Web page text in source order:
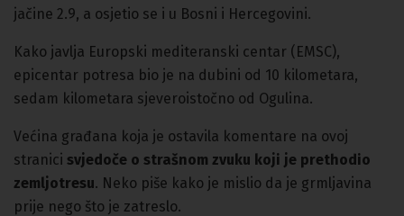
jačine 2.9, a osjetio se i u Bosni i Hercegovini.
Kako javlja Europski mediteranski centar (EMSC),
epicentar potresa bio je na dubini od 10 kilometara,
sedam kilometara sjeveroistočno od Ogulina.
Većina građana koja je ostavila komentare na ovoj
stranici svjedoče o strašnom zvuku koji je prethodio
zemljotresu. Neko piše kako je mislio da je grmljavina
prije nego što je zatreslo.